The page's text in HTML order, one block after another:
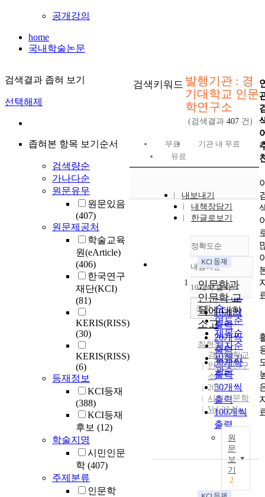
공개강의
home
국내학술논문
검색결과 좁혀 보기
선택해제
좁혀본 항목 보기순서
검색량순
가나다순
원문유무
원문있음
(407)
원문제공처
학술교육
원(eArticle)
(406)
한국연구
재단(KCI)
(81)
KERIS(RISS)
(30)
KERIS(RISS)
(6)
등재정보
KCI등재
(388)
KCI등재
후보 (12)
학술지명
시민인문
학 (407)
주제분류
인문학
검색키워드 발행기관 : 경
기대학교 인문
학연구소
(검색결과 407 건)
무료
기관 내 무료
유료
내보내기
내책장담기
한글로보기
정확도순
정확도
순
인기도
순
연도순
제목순
저자순
발행기
관순
내림차순
내림차순
10개씩 출력
10개씩
출력
20개씩
출력
30개씩
출력
50개씩
출력
100개씩
출력
조회
1
인문학과
인문학 교
육에 대한
소고
최현철
경기대학교
인문학연구
소
2012
시민인문학
Vol.23 No.-
원
문
보
기
2